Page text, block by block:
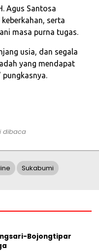
Agus Santosa
serta
masa purna tugas.
usia, dan segala
yang mendapat
pungkasnya.
dibaca
Sukabumi
Bojongtipar